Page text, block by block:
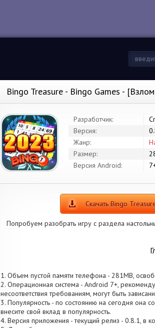
Bingo Treasure - Bingo Games -
Разработчик:
Версия:
Жанр:
Размер:
Версия Android:
Скачать Bingo
Попробуем разобрать игру с раздела
1. Объем пустой памяти телефона - 281MB,
2. Операционная система - Android 7+,
несоответствия требованиям, могут быть
3. Популярность - по состоянию на сегодня она
внесите свой вклад в популярность.
4. Версия приложения - текущий релиз - 0.8.1, в